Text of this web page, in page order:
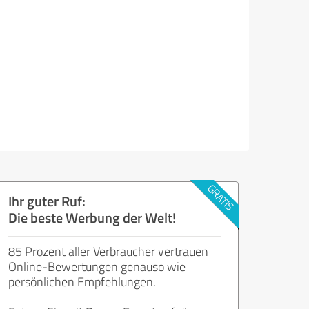
Ihr guter Ruf:
Die beste Werbung der Welt!
85 Prozent aller Verbraucher vertrauen
Online-Bewertungen genauso wie
persönlichen Empfehlungen.